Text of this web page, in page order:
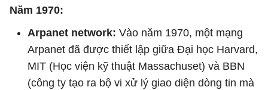
Năm 1970:
Arpanet network: Vào năm 1970, một mạng
Arpanet đã được thiết lập giữa Đại học Harvard,
MIT (Học viện kỹ thuật Massachuset) và BBN
(công ty tạo ra bộ vi xử lý giao diện dòng tin mà